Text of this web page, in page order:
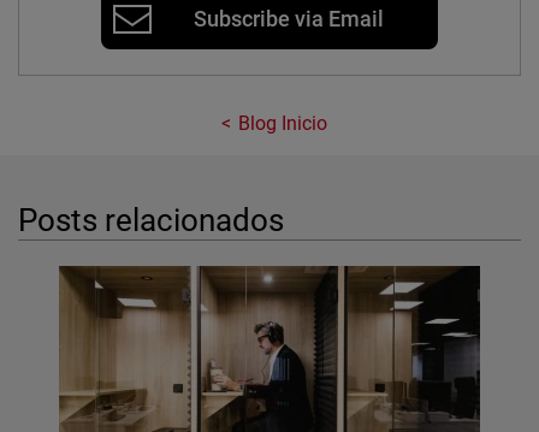
Subscribe via Email
Blog Inicio
Posts relacionados